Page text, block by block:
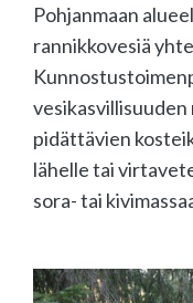
Pohjanmaan
rannikkovesiä
pidättävien
lähelle tai
sora- tai